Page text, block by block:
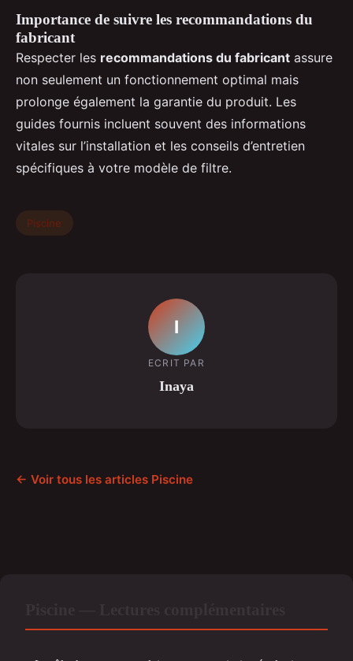
Importance de suivre les recommandations du
fabricant
Respecter les recommandations du fabricant assure
non seulement un fonctionnement optimal mais
prolonge également la garantie du produit. Les
guides fournis incluent souvent des informations
vitales sur l’installation et les conseils d’entretien
spécifiques à votre modèle de filtre.
Piscine
I
ECRIT PAR
Inaya
← Voir tous les articles Piscine